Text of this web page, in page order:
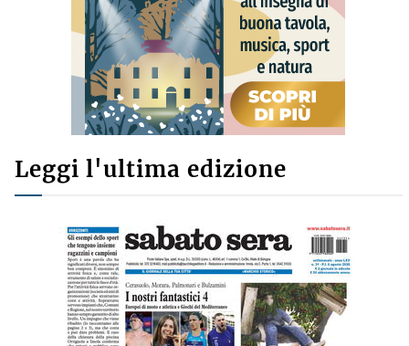
Leggi l'ultima edizione